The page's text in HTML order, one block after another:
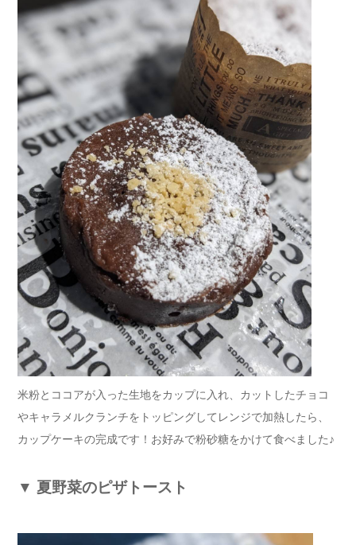
米粉とココアが入った生地をカップに入れ、カットしたチョコ
やキャラメルクランチをトッピングしてレンジで加熱したら、
カップケーキの完成です！お好みで粉砂糖をかけて食べました♪
▼ 夏野菜のピザトースト